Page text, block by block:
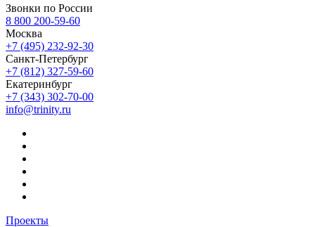
Звонки по России
8 800 200-59-60
Москва
+7 (495) 232-92-30
Санкт-Петербург
+7 (812) 327-59-60
Екатеринбург
+7 (343) 302-70-00
info@trinity.ru
Проекты